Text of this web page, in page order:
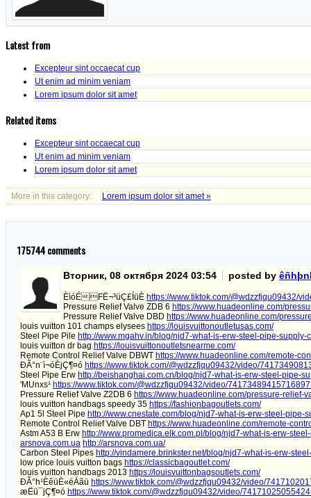
Latest from
Excepteur sint occaecat cup
Ut enim ad minim veniam
Lorem ipsum dolor sit amet
Related items
Excepteur sint occaecat cup
Ut enim ad minim veniam
Lorem ipsum dolor sit amet
More in this category: Lorem ipsum dolor sit amet »
175744comments
Вторник, 08 октября 2024 03:54 posted by
ÈìóÉFË¬³üÇ£ÍüÈ https://www.tiktok.com/@wdzzfjqu09432/
Pressure Relief Valve ZDB 6 https://www.huadeonline.com/
Pressure Relief Valve DBD https://www.huadeonline.com/
louis vuitton 101 champs elysees https://louisvuittonoutletusas.com/
Steel Pipe Pile http://www.mgahv.in/blog/njd7-what-is-erw-steel-pipe-supply-
louis vuitton dr bag https://louisvuittonoutletsnearme.com/
Remote Control Relief Valve DBWT https://www.huadeonline.com/remote-
ÐÃ°n¨ì¬óÈjÇ¶¤ó https://www.tiktok.com/@wdzzfjqu09432/video/
Steel Pipe Erw http://beishanghai.com.cn/blog/njd7-what-is-erw-steel-pipe-
'MUnxs¹ https://www.tiktok.com/@wdzzfjqu09432/video/
Pressure Relief Valve Z2DB 6 https://www.huadeonline.com/pressure-relief-
louis vuitton handbags speedy 35 https://fashionbagoutlets.com/
Ap1 5l Steel Pipe http://www.cnestate.com/blog/njd7-what-is-erw-steel-pipe-
Remote Control Relief Valve DBT https://www.huadeonline.com/remote-
Astm A53 B Erw http://www.promedica.elk.com.pl/blog/njd7-what-is-erw-
arsnova.com.ua http://arsnova.com.ua/
Carbon Steel Pipes http://vindamere.brinkster.net/blog/njd7-what-is-erw-
low price louis vuitton bags https://classicbagoutlet.com/
louis vuitton handbags 2013 https://louisvuittonbagsoutlets.com/
ÐÃ°h¹ÈêüÈ«ëÁãü https://www.tiktok.com/@wdzzfjqu09432/video/
æËü¯jÇ¶¤ó https://www.tiktok.com/@wdzzfjqu09432/video/